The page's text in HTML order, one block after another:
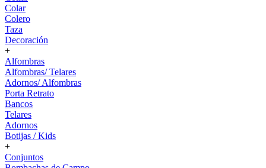
Colar
Colero
Taza
Decoración
+
Alfombras
Alfombras/ Telares
Adornos/ Alfombras
Porta Retrato
Bancos
Telares
Adornos
Botijas / Kids
+
Conjuntos